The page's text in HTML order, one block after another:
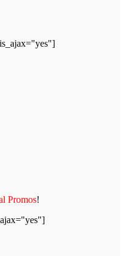
Promos!